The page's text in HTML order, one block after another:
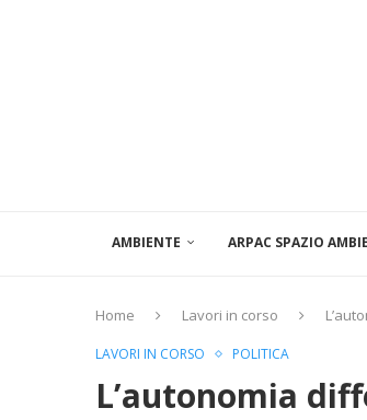
AMBIENTE ARPAC SPAZIO
Home Lavori in corso
LAVORI IN CORSO POLITICA
L’autonomia